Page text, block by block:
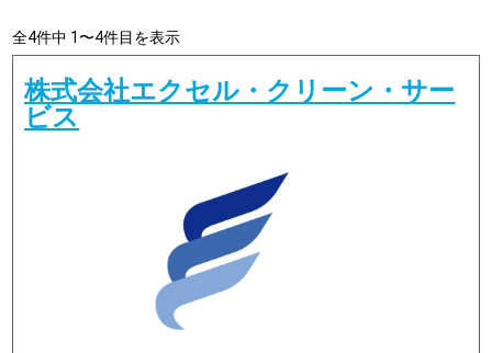
全4件中 1〜4件目を表示
株式会社エクセル・クリーン・サー
ビス